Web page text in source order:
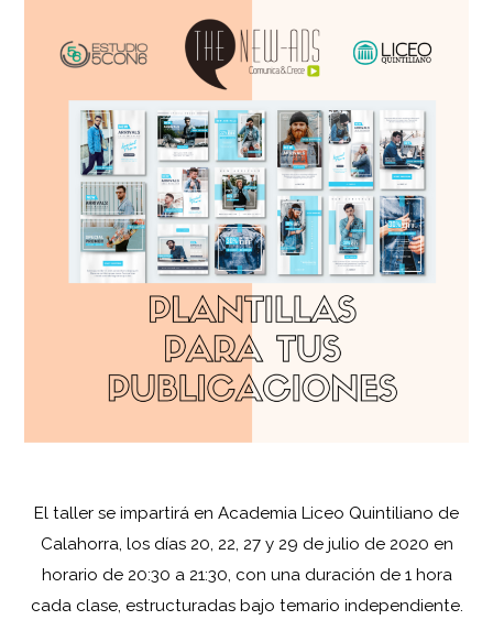
El taller se impartirá en Academia Liceo Quintiliano de
Calahorra, los días 20, 22, 27 y 29 de julio de 2020 en
horario de 20:30 a 21:30, con una duración de 1 hora
cada clase, estructuradas bajo temario independiente.